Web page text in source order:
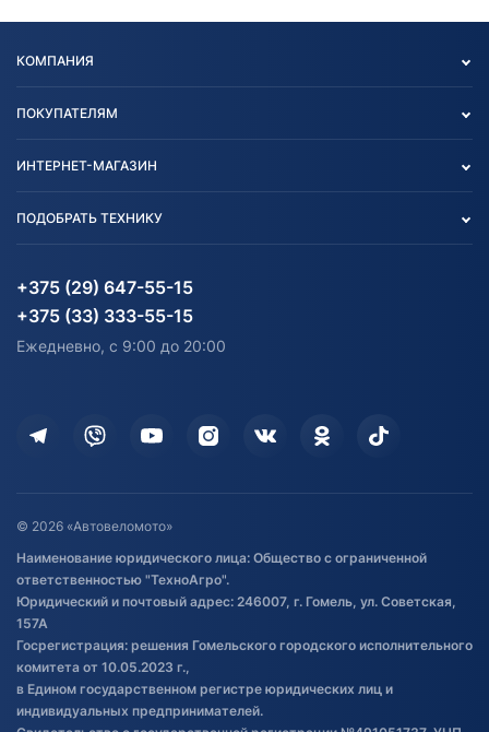
КОМПАНИЯ
Блог
Карта сайта
ПОКУПАТЕЛЯМ
Согласие на обработку
Информация до получения
согласия на обработку
Доставка
Дополнительные услуги
Оставить отзыв
Договор публичной оферты
Обработка файлов cookie
Постановка транспорта на учет
Обновления в ЭПТС 2024
ИНТЕРНЕТ-МАГАЗИН
Агротехника
Водный транспорт
Электротранспорт
Здоровье
ПОДОБРАТЬ ТЕХНИКУ
Агротехника
Электротранспорт
+375 (29) 647-55-15
+375 (33) 333-55-15
Ежедневно, с 9:00 до 20:00
© 2026 «Автовеломото»
Наименование юридического лица: Общество с ограниченной
ответственностью "ТехноАгро".
Юридический и почтовый адрес: 246007, г. Гомель, ул. Советская,
157А
Госрегистрация: решения Гомельского городского исполнительного
комитета от 10.05.2023 г.,
в Едином государственном регистре юридических лиц и
индивидуальных предпринимателей.